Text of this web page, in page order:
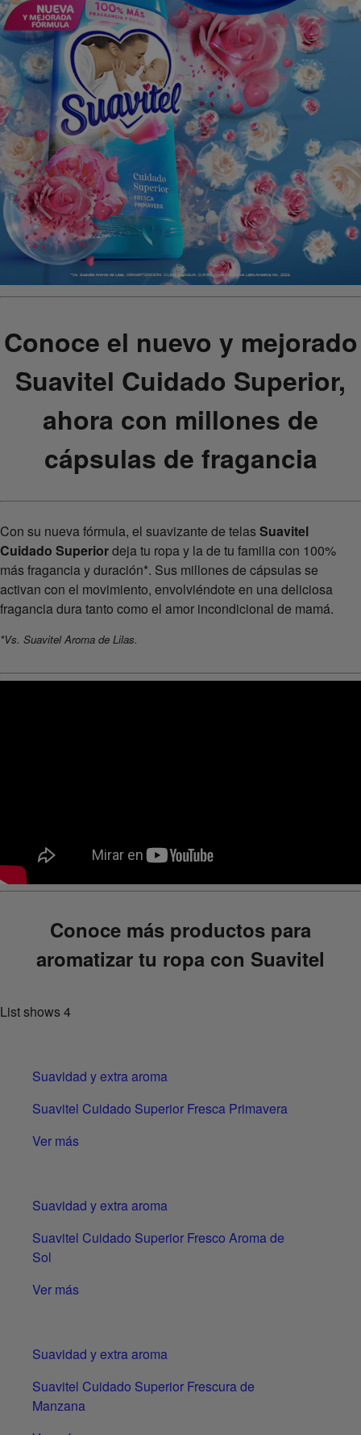
Conoce el nuevo y mejorado
Suavitel Cuidado Superior,
ahora con millones de
cápsulas de fragancia
Con su nueva fórmula, el suavizante de telasSuavitel
Cuidado Superiordeja tu ropa y la de tu familia con 100%
más fragancia y duración*. Sus millones de cápsulas se
activan con el movimiento, envolviéndote en una deliciosa
fragancia dura tanto como el amor incondicional de mamá.
*Vs. Suavitel Aroma de Lilas.
Conoce más productos para
aromatizar tu ropa con Suavitel
List shows4
Suavidad y extra aroma
Suavitel Cuidado Superior Fresca Primavera
Ver más
Suavidad y extra aroma
Suavitel Cuidado Superior Fresco Aroma de
Sol
Ver más
Suavidad y extra aroma
Suavitel Cuidado Superior Frescura de
Manzana